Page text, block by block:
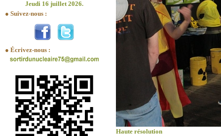
Jeudi 16 juillet 2026.
● Suivez-nous :
● Écrivez-nous :
Haute résolution